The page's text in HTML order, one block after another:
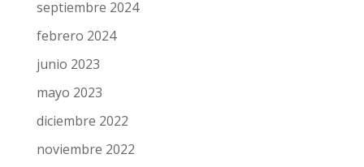
septiembre 2024
febrero 2024
junio 2023
mayo 2023
diciembre 2022
noviembre 2022